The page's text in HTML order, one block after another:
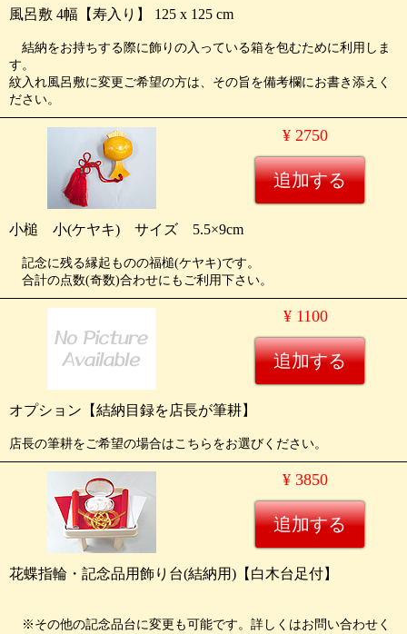
風呂敷 4幅【寿入り】 125 x 125 cm
結納をお持ちする際に飾りの入っている箱を包むために利用しま
す。
紋入れ風呂敷に変更ご希望の方は、その旨を備考欄にお書き添えく
ださい。
¥ 2750
小槌 小(ケヤキ) サイズ 5.5×9cm
記念に残る縁起ものの福槌(ケヤキ)です。
合計の点数(奇数)合わせにもご利用下さい。
¥ 1100
オプション【結納目録を店長が筆耕】
店長の筆耕をご希望の場合はこちらをお選びください。
¥ 3850
花蝶指輪・記念品用飾り台(結納用)【白木台足付】
※その他の記念品台に変更も可能です。詳しくはお問い合わせく